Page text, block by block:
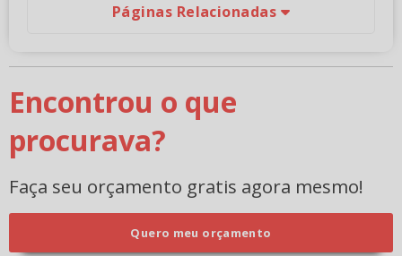
Páginas Relacionadas
Encontrou o que
procurava?
Faça seu orçamento gratis agora mesmo!
Quero meu orçamento